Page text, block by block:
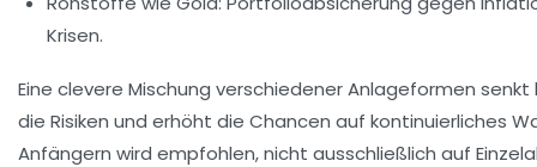
Krisen.
Eine clevere Mischung verschiedener Anlageformen
die Risiken und erhöht die Chancen auf kontinuierliches
Anfängern wird empfohlen, nicht ausschließlich auf